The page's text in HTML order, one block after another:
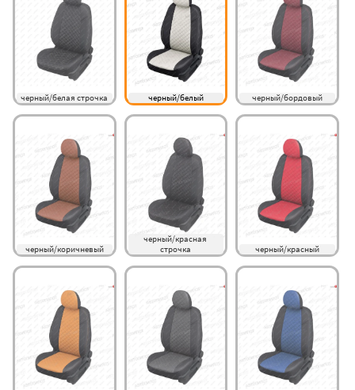
черный/белая строчка черный/белый черный/бордовый
черный/коричневый
черный/красная
строчка
черный/красный